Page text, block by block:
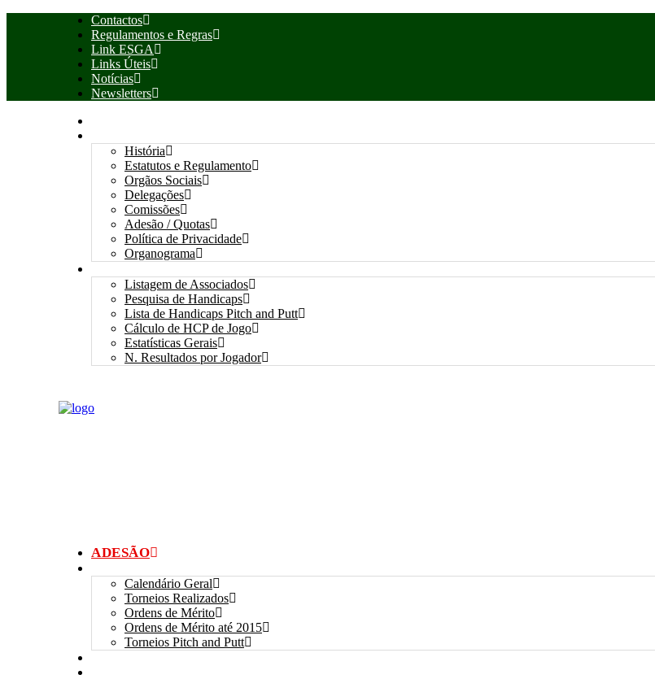
Contactos
Regulamentos e Regras
Link ESGA
Links Úteis
Notícias
Newsletters
História
Estatutos e Regulamento
Orgãos Sociais
Delegações
Comissões
Adesão / Quotas
Política de Privacidade
Organograma
Listagem de Associados
Pesquisa de Handicaps
Lista de Handicaps Pitch and Putt
Cálculo de HCP de Jogo
Estatísticas Gerais
N. Resultados por Jogador
ADESÃO
Calendário Geral
Torneios Realizados
Ordens de Mérito
Ordens de Mérito até 2015
Torneios Pitch and Putt